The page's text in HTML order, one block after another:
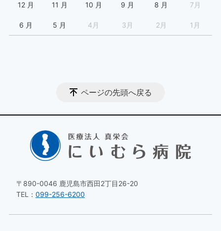
12 月 11 月 10 月 9 月 8 月 7月
6 月 5 月 4月 3月 2月 1月
ページの先頭へ戻る
〒890-0046 鹿児島市西田2丁目26-20
TEL： 099-256-6200